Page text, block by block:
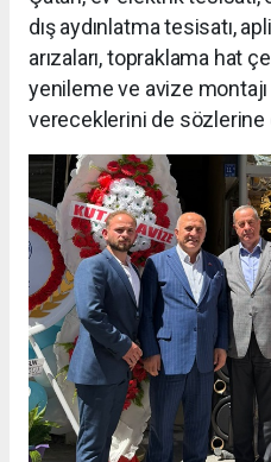
dış aydınlatma tesisatı,
arızaları, topraklama hat
yenileme ve avize
vereceklerini de sözlerine